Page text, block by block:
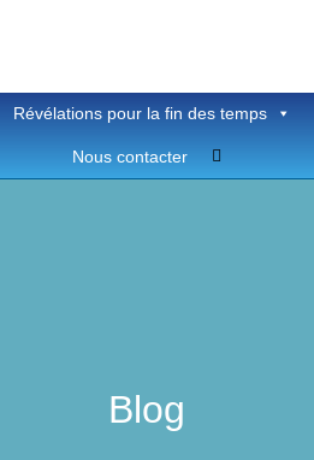
Révélations pour la fin des temps
Nous contacter Toggle
Blog